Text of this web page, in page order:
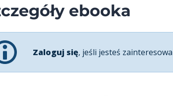
ebooka
Zaloguj się, jeśli jesteś